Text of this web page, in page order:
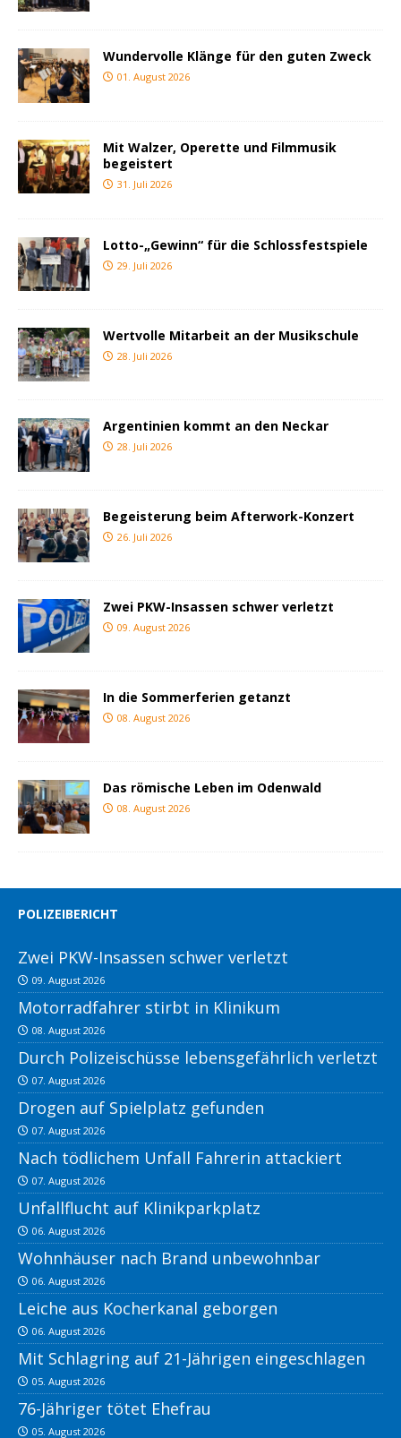
Wundervolle Klänge für den guten Zweck
01. August 2026
Mit Walzer, Operette und Filmmusik
begeistert
31. Juli 2026
Lotto-„Gewinn“ für die Schlossfestspiele
29. Juli 2026
Wertvolle Mitarbeit an der Musikschule
28. Juli 2026
Argentinien kommt an den Neckar
28. Juli 2026
Begeisterung beim Afterwork-Konzert
26. Juli 2026
Zwei PKW-Insassen schwer verletzt
09. August 2026
In die Sommerferien getanzt
08. August 2026
Das römische Leben im Odenwald
08. August 2026
POLIZEIBERICHT
Zwei PKW-Insassen schwer verletzt
09. August 2026
Motorradfahrer stirbt in Klinikum
08. August 2026
Durch Polizeischüsse lebensgefährlich verletzt
07. August 2026
Drogen auf Spielplatz gefunden
07. August 2026
Nach tödlichem Unfall Fahrerin attackiert
07. August 2026
Unfallflucht auf Klinikparkplatz
06. August 2026
Wohnhäuser nach Brand unbewohnbar
06. August 2026
Leiche aus Kocherkanal geborgen
06. August 2026
Mit Schlagring auf 21-Jährigen eingeschlagen
05. August 2026
76-Jähriger tötet Ehefrau
05. August 2026